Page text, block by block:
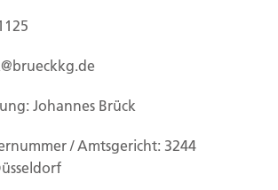
Johannes Brück
/ Amtsgericht: 3244